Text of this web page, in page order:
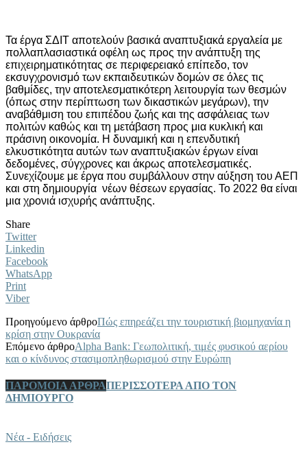
Τα έργα ΣΔΙΤ αποτελούν βασικά αναπτυξιακά εργαλεία με
πολλαπλασιαστικά οφέλη ως προς την ανάπτυξη της
επιχειρηματικότητας σε περιφερειακό επίπεδο, τον
εκσυγχρονισμό των εκπαιδευτικών δομών σε όλες τις
βαθμίδες, την αποτελεσματικότερη λειτουργία των θεσμών
(όπως στην περίπτωση των δικαστικών μεγάρων), την
αναβάθμιση του επιπέδου ζωής και της ασφάλειας των
πολιτών καθώς και τη μετάβαση προς μια κυκλική και
πράσινη οικονομία. Η δυναμική και η επενδυτική
ελκυστικότητα αυτών των αναπτυξιακών έργων είναι
δεδομένες, σύγχρονες και άκρως αποτελεσματικές.
Συνεχίζουμε με έργα που συμβάλλουν στην αύξηση του ΑΕΠ
και στη δημιουργία νέων θέσεων εργασίας. Το 2022 θα είναι
μια χρονιά ισχυρής ανάπτυξης.
Share
Twitter
Linkedin
Facebook
WhatsApp
Print
Viber
Προηγούμενο άρθροΠώς επηρεάζει την τουριστική βιομηχανία η
κρίση στην Ουκρανία
Επόμενο άρθροAlpha Bank: Γεωπολιτική, τιμές φυσικού αερίου
και ο κίνδυνος στασιμοπληθωρισμού στην Ευρώπη
ΠΑΡΟΜΟΙΑ ΑΡΘΡΑΠΕΡΙΣΣΟΤΕΡΑ ΑΠΟ ΤΟΝ
ΔΗΜΙΟΥΡΓΟ
Νέα - Ειδήσεις